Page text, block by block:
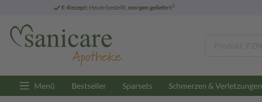
E-Rezept: Heute bestellt, morgen geliefert3
Menü Bestseller Sparsets Schmerzen & Verletzungen